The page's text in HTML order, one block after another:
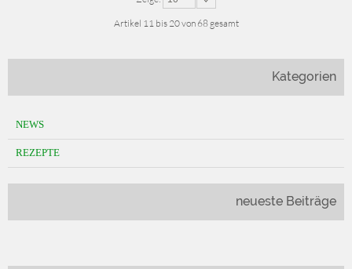
Artikel 11 bis 20 von 68 gesamt
Kategorien
NEWS
REZEPTE
neueste Beiträge